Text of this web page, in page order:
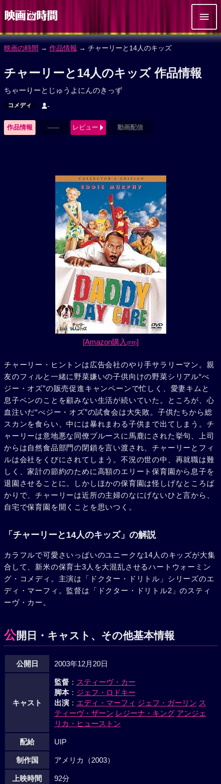
映画の時間 → 作品情報 → チャーリーと14人のキッズ
チャーリーと14人のキッズ 作品情報
ちゃーりーとじゅうよにんのきっず
コメディ -
作品情報 ------ レビュー 動画配信
[Amazon購入 (PR)]
チャーリー・ヒントンは広告会社のやり手サラリーマン。親
友のフィルと一緒に野菜嫌いの子供向けの野菜シリアル“べ
ジー・オズ”の販売促進キャンペーンで忙しく、愛妻キムと
息子ベンのことを顧みない生活が続いていた。ところが、心
血注いだ“べジー・オズ”の試食会は大失敗。子供たちから総
スカンを食らい、中には暴れまわる子供まで出てしまう。チ
ャーリーは意地悪な同僚ブルースに馬鹿にされた挙句、上司
からは自然食品部門の閉鎖を言い渡され、チャーリーとフィ
ルは会社をくびにされてしまう。不況の世の中、再就職は難
しく、家計の節約のために高額のエリート保育園から息子を
退園させることに。しかしほかの保育園は怪しげなところば
かりで、チャーリーは近所の主婦のなにげないひと言から、
自宅で保育園を開くことを思いつく。
「チャーリーと14人のキッズ」の解説
カラフルで可愛さいっぱいのユニークな14人のキッズが大集
合して、新米の保育士3人を大混乱させるハートウォーミン
グ・コメディ。主演は「ドクター・ドリトル」シリーズのエ
ディ・マーフィ。監督は「ドクター・ドリトル2」のスティ
ーヴ・カー。
公開日・キャスト、その他基本情報
公開日 2003年12月20日
キャスト
監督： スティーヴ・カー
脚本： ジェフ・ロドキー
出演： エディ・マーフィ ジェフ・ガーリン ス
ティーヴ・ザーン レジーナ・キング アンジェ
リカ・ヒューストン
配給 UIP
制作国 アメリカ（2003）
上映時間 92分